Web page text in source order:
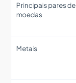
Principais pares de
moedas
Metais